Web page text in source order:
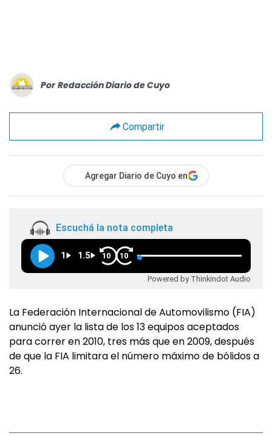
Por Redacción Diario de Cuyo
Compartir
Agregar Diario de Cuyo en
Escuchá la nota completa
1 1.5 10 10
Powered by Thinkindot Audio
La Federación Internacional de Automovilismo (FIA)
anunció ayer la lista de los 13 equipos aceptados
para correr en 2010, tres más que en 2009, después
de que la FIA limitara el número máximo de bólidos a
26.